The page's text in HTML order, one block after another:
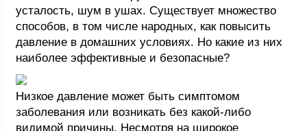
усталость, шум в ушах. Существует множество
способов, в том числе народных, как повысить
давление в домашних условиях. Но какие из них
наиболее эффективные и безопасные?
Низкое давление может быть симптомом
заболевания или возникать без какой-либо
видимой причины. Несмотря на широкое